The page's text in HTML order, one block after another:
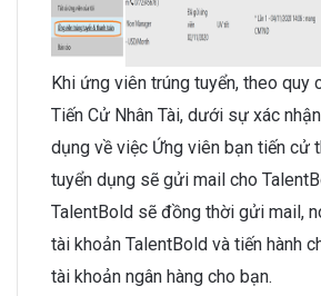
Khi ứng viên trúng tuyển, theo quy
Tiến Cử Nhân Tài, dưới sự xác
dụng về việc Ứng viên bạn tiến cử
tuyển dụng sẽ gửi mail cho
TalentBold sẽ đồng thời gửi mail,
tài khoản TalentBold và tiến hành
tài khoản ngân hàng cho bạn.